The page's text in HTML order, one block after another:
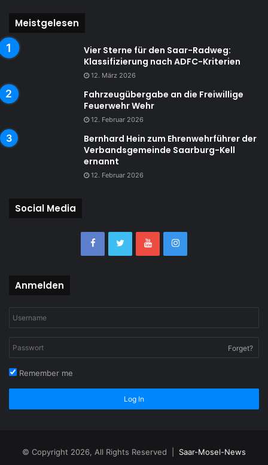
Meistgelesen
Vier Sterne für den Saar-Radweg:
Klassifizierung nach ADFC-Kriterien
12. März 2026
Fahrzeugübergabe an die Freiwillige
Feuerwehr Wehr
12. Februar 2026
Bernhard Hein zum Ehrenwehrführer der
Verbandsgemeinde Saarburg-Kell
ernannt
12. Februar 2026
Social Media
Anmelden
Forget?
Remember me
Log In
© Copyright 2026, All Rights Reserved | Saar-Mosel-News